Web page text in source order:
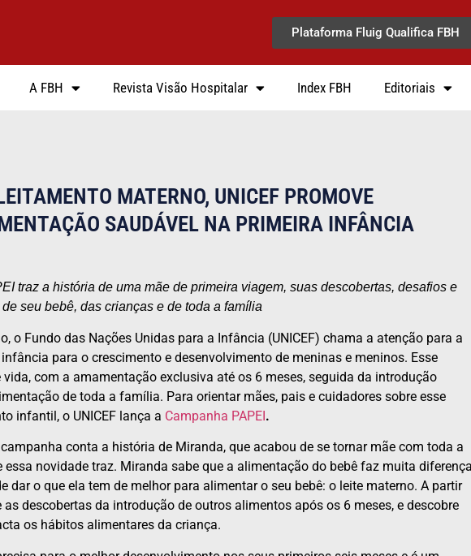
Plataforma Fluig Qualifica FBH
A FBH Revista Visão Hospitalar Index FBH Editoriais
MATERNO, UNICEF PROMOVE
SAUDÁVEL NA PRIMEIRA INFÂNCIA
traz a história de uma mãe de primeira viagem, suas descobertas, desafios e
seu bebê, das crianças e de toda a família
o Fundo das Nações Unidas para a Infância (UNICEF) chama a atenção para a
para o crescimento e desenvolvimento de meninas e meninos. Esse
com a amamentação exclusiva até os 6 meses, seguida da introdução
de toda a família. Para orientar mães, pais e cuidadores sobre esse
infantil, o UNICEF lança a Campanha PAPEI.
conta a história de Miranda, que acabou de se tornar mãe com toda a
novidade traz. Miranda sabe que a alimentação do bebê faz muita diferença
dar o que ela tem de melhor para alimentar o seu bebê: o leite materno. A partir
descobertas da introdução de outros alimentos após os 6 meses, e descobre
os hábitos alimentares da criança.